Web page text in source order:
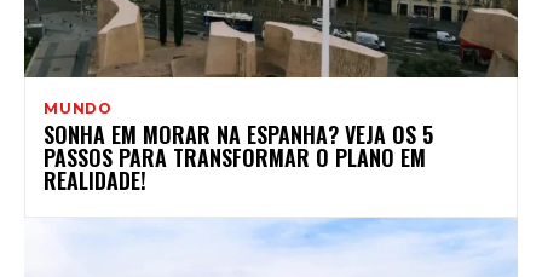
MUNDO
SONHA EM MORAR NA ESPANHA? VEJA OS 5
PASSOS PARA TRANSFORMAR O PLANO EM
REALIDADE!